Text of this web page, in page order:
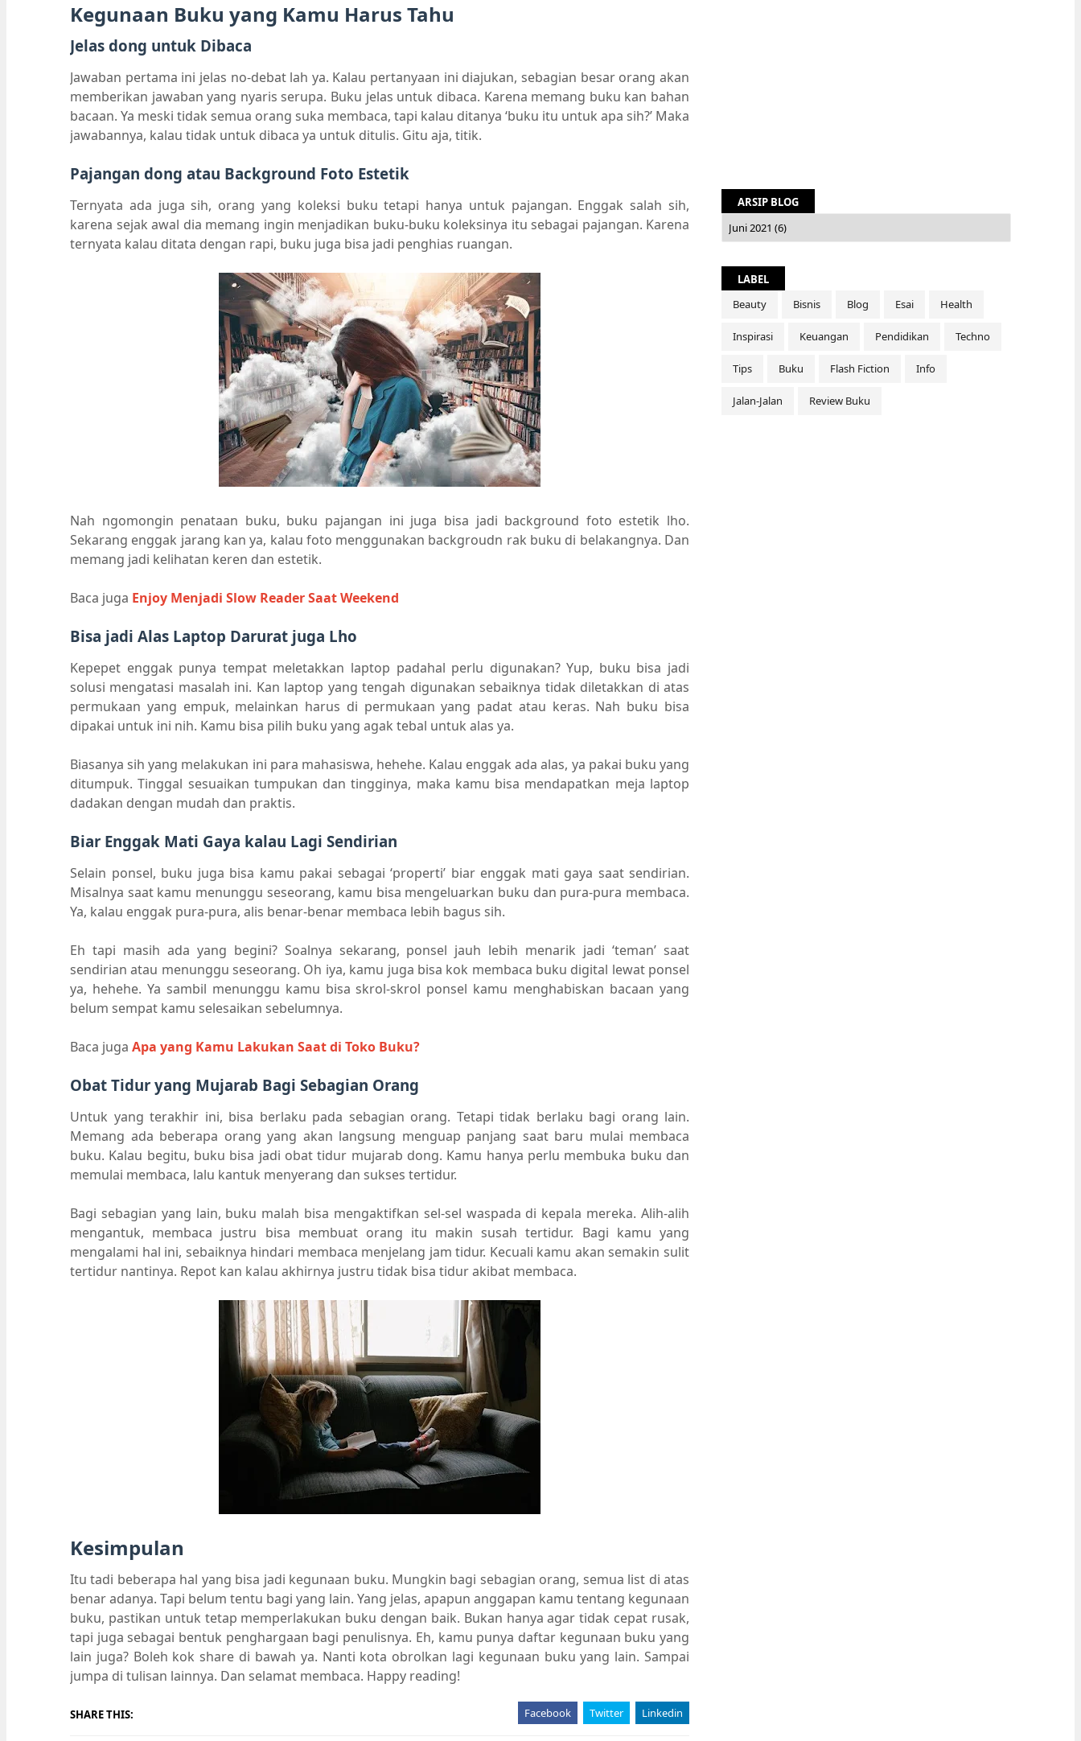
Kegunaan Buku yang Kamu Harus Tahu
Jelas dong untuk Dibaca
Jawaban pertama ini jelas no-debat lah ya. Kalau pertanyaan ini diajukan, sebagian besar orang akan
memberikan jawaban yang nyaris serupa. Buku jelas untuk dibaca. Karena memang buku kan bahan
bacaan. Ya meski tidak semua orang suka membaca, tapi kalau ditanya ‘buku itu untuk apa sih?’ Maka
jawabannya, kalau tidak untuk dibaca ya untuk ditulis. Gitu aja, titik.
Pajangan dong atau Background Foto Estetik
Ternyata ada juga sih, orang yang koleksi buku tetapi hanya untuk pajangan. Enggak salah sih,
karena sejak awal dia memang ingin menjadikan buku-buku koleksinya itu sebagai pajangan. Karena
ternyata kalau ditata dengan rapi, buku juga bisa jadi penghias ruangan.
Nah ngomongin penataan buku, buku pajangan ini juga bisa jadi background foto estetik lho.
Sekarang enggak jarang kan ya, kalau foto menggunakan backgroudn rak buku di belakangnya. Dan
memang jadi kelihatan keren dan estetik.
Baca juga Enjoy Menjadi Slow Reader Saat Weekend
Bisa jadi Alas Laptop Darurat juga Lho
Kepepet enggak punya tempat meletakkan laptop padahal perlu digunakan? Yup, buku bisa jadi
solusi mengatasi masalah ini. Kan laptop yang tengah digunakan sebaiknya tidak diletakkan di atas
permukaan yang empuk, melainkan harus di permukaan yang padat atau keras. Nah buku bisa
dipakai untuk ini nih. Kamu bisa pilih buku yang agak tebal untuk alas ya.
Biasanya sih yang melakukan ini para mahasiswa, hehehe. Kalau enggak ada alas, ya pakai buku yang
ditumpuk. Tinggal sesuaikan tumpukan dan tingginya, maka kamu bisa mendapatkan meja laptop
dadakan dengan mudah dan praktis.
Biar Enggak Mati Gaya kalau Lagi Sendirian
Selain ponsel, buku juga bisa kamu pakai sebagai ‘properti’ biar enggak mati gaya saat sendirian.
Misalnya saat kamu menunggu seseorang, kamu bisa mengeluarkan buku dan pura-pura membaca.
Ya, kalau enggak pura-pura, alis benar-benar membaca lebih bagus sih.
Eh tapi masih ada yang begini? Soalnya sekarang, ponsel jauh lebih menarik jadi ‘teman’ saat
sendirian atau menunggu seseorang. Oh iya, kamu juga bisa kok membaca buku digital lewat ponsel
ya, hehehe. Ya sambil menunggu kamu bisa skrol-skrol ponsel kamu menghabiskan bacaan yang
belum sempat kamu selesaikan sebelumnya.
Baca juga Apa yang Kamu Lakukan Saat di Toko Buku?
Obat Tidur yang Mujarab Bagi Sebagian Orang
Untuk yang terakhir ini, bisa berlaku pada sebagian orang. Tetapi tidak berlaku bagi orang lain.
Memang ada beberapa orang yang akan langsung menguap panjang saat baru mulai membaca
buku. Kalau begitu, buku bisa jadi obat tidur mujarab dong. Kamu hanya perlu membuka buku dan
memulai membaca, lalu kantuk menyerang dan sukses tertidur.
Bagi sebagian yang lain, buku malah bisa mengaktifkan sel-sel waspada di kepala mereka. Alih-alih
mengantuk, membaca justru bisa membuat orang itu makin susah tertidur. Bagi kamu yang
mengalami hal ini, sebaiknya hindari membaca menjelang jam tidur. Kecuali kamu akan semakin sulit
tertidur nantinya. Repot kan kalau akhirnya justru tidak bisa tidur akibat membaca.
Kesimpulan
Itu tadi beberapa hal yang bisa jadi kegunaan buku. Mungkin bagi sebagian orang, semua list di atas
benar adanya. Tapi belum tentu bagi yang lain. Yang jelas, apapun anggapan kamu tentang kegunaan
buku, pastikan untuk tetap memperlakukan buku dengan baik. Bukan hanya agar tidak cepat rusak,
tapi juga sebagai bentuk penghargaan bagi penulisnya. Eh, kamu punya daftar kegunaan buku yang
lain juga? Boleh kok share di bawah ya. Nanti kota obrolkan lagi kegunaan buku yang lain. Sampai
jumpa di tulisan lainnya. Dan selamat membaca. Happy reading!
SHARE THIS: Facebook Twitter Linkedin
ARSIP BLOG
LABEL
Beauty
Bisnis Blog Esai Health
Inspirasi Keuangan Pendidikan Techno
Tips Buku Flash Fiction Info
Jalan-Jalan Review Buku